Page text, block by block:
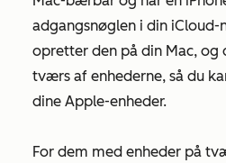
adgangsnøglen i din iCloud-
opretter den på din Mac, og
tværs af enhederne, så du
dine Apple-enheder.
For dem med enheder på